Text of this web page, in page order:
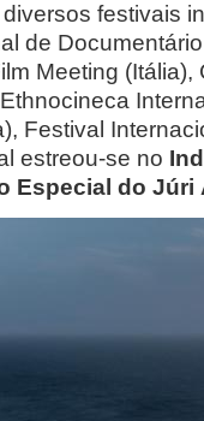
festivais
de
Meeting (Itália),
Festival
estreou-se no
Especial do Júri